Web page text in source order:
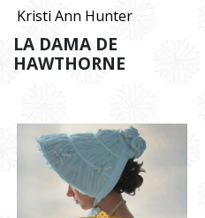
Kristi Ann Hunter
LA DAMA DE
HAWTHORNE